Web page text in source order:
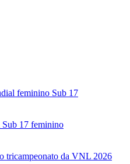
feminino Sub 17
17 feminino
tricampeonato da VNL 2026